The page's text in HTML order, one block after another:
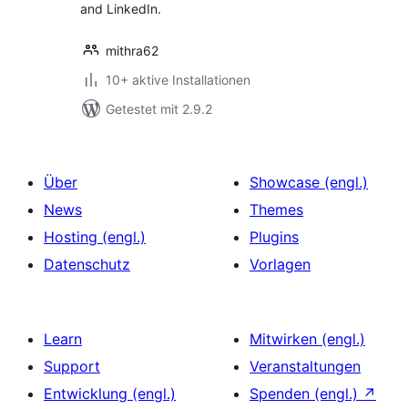
and LinkedIn.
mithra62
10+ aktive Installationen
Getestet mit 2.9.2
Über
News
Hosting (engl.)
Datenschutz
Showcase (engl.)
Themes
Plugins
Vorlagen
Learn
Support
Entwicklung (engl.)
Mitwirken (engl.)
Veranstaltungen
Spenden (engl.) ↗